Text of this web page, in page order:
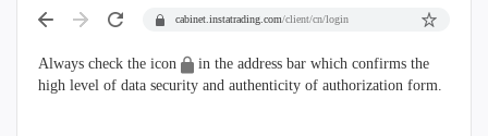
cabinet.instatrading.com/client/cn/login
Always check the icon
in the address bar which confirms the
high level of data security and authenticity of authorization form.